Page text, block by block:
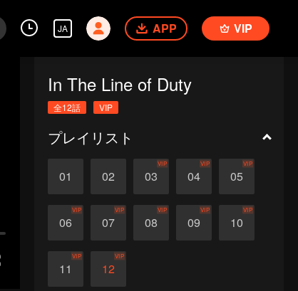
JA APP VIP
In The Line of Duty
全12話 VIP
プレイリスト
01 02 03
VIP
04
VIP
05
VIP
06
VIP
07
VIP
08
VIP
09
VIP
10
VIP
11
VIP
12
VIP